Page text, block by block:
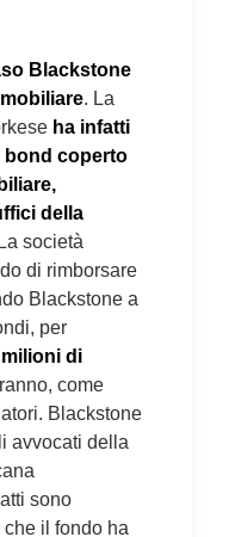
Blackstone
. La
ha infatti
bond coperto
della
società
di rimborsare
Blackstone a
per
di
come
Blackstone
avvocati della
sono
il fondo ha